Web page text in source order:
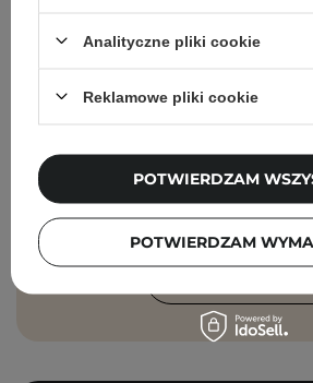
beauty nowości - prosto
Podaj swój adres email
Zgadzam się na
wiadomości
Cosibella sp. z o.o,
prywatności.
Analityczne pliki cookie
Reklamowe pliki cookie
POTWIERDZAM
POTWIERDZAM